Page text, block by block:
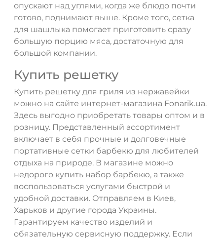
опускают над углями, когда же блюдо почти
готово, поднимают выше. Кроме того, сетка
для шашлыка помогает приготовить сразу
большую порцию мяса, достаточную для
большой компании.
Купить решетку
Купить решетку для гриля из нержавейки
можно на сайте интернет-магазина Fonarik.ua.
Здесь выгодно приобретать товары оптом и в
розницу. Представленный ассортимент
включает в себя прочные и долговечные
портативные сетки барбекю для любителей
отдыха на природе. В магазине можно
недорого купить набор барбекю, а также
воспользоваться услугами быстрой и
удобной доставки. Отправляем в Киев,
Харьков и другие города Украины.
Гарантируем качество изделий и
обязательную сервисную поддержку. Если